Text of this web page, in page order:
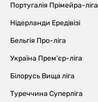
Португалія Прімейра-ліга
Нідерланди Ередівізі
Бельгія Про-ліга
Україна Прем'єр-ліга
Білорусь Вища ліга
Туреччина Суперліга